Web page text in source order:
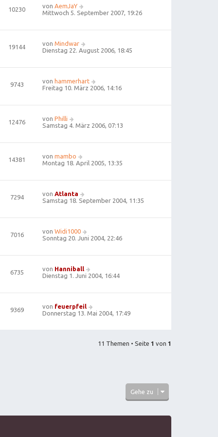
10230 von AemJaY
Mittwoch 5. September 2007, 19:26
19144 von Mindwar
Dienstag 22. August 2006, 18:45
9743 von hammerhart
Freitag 10. März 2006, 14:16
12476 von Philli
Samstag 4. März 2006, 07:13
14381 von mambo
Montag 18. April 2005, 13:35
7294 von Atlanta
Samstag 18. September 2004, 11:35
7016 von Widi1000
Sonntag 20. Juni 2004, 22:46
6735 von Hanniball
Dienstag 1. Juni 2004, 16:44
9369 von feuerpfeil
Donnerstag 13. Mai 2004, 17:49
11 Themen • Seite 1 von 1
Gehe zu